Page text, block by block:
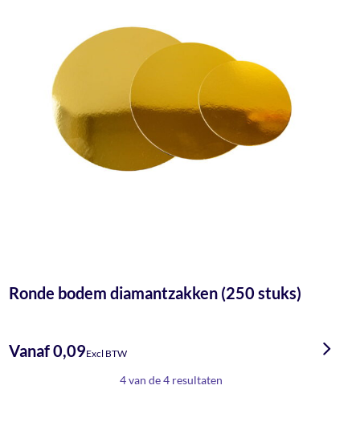
Ronde bodem diamantzakken (250 stuks)
Vanaf 0,09Excl BTW
4 van de 4 resultaten